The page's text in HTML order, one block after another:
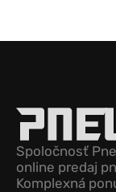
Spoločnosť
online predaj
Komplexná